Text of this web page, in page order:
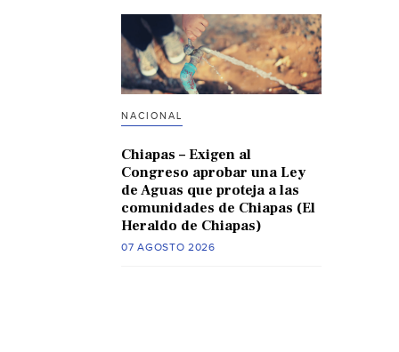
NACIONAL
Chiapas – Exigen al
Congreso aprobar una Ley
de Aguas que proteja a las
comunidades de Chiapas (El
Heraldo de Chiapas)
07 AGOSTO 2026